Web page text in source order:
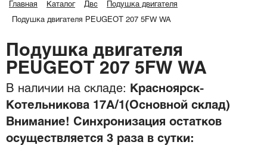
Главная Каталог Двс Подушка двигателя
Подушка двигателя PEUGEOT 207 5FW WA
Подушка двигателя
PEUGEOT 207 5FW WA
В наличии на складе:
Красноярск-
Котельникова 17А/1(Основной склад)
Внимание! Синхронизация остатков
осуществляется 3 раза в сутки: